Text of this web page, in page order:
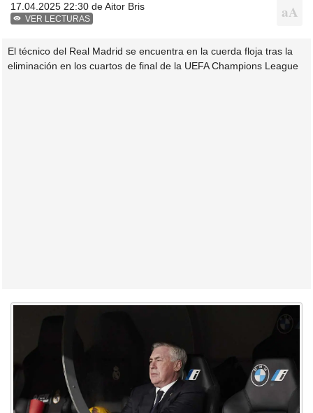
17.04.2025 22:30 deAitor Bris
VER LECTURAS
El técnico del Real Madrid se encuentra en la cuerda floja tras la
eliminación en los cuartos de final de la UEFA Champions League